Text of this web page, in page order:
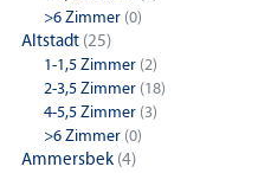
>6 Zimmer (0)
Altstadt (25)
1-1,5 Zimmer (2)
2-3,5 Zimmer (18)
4-5,5 Zimmer (3)
>6 Zimmer (0)
Ammersbek (4)